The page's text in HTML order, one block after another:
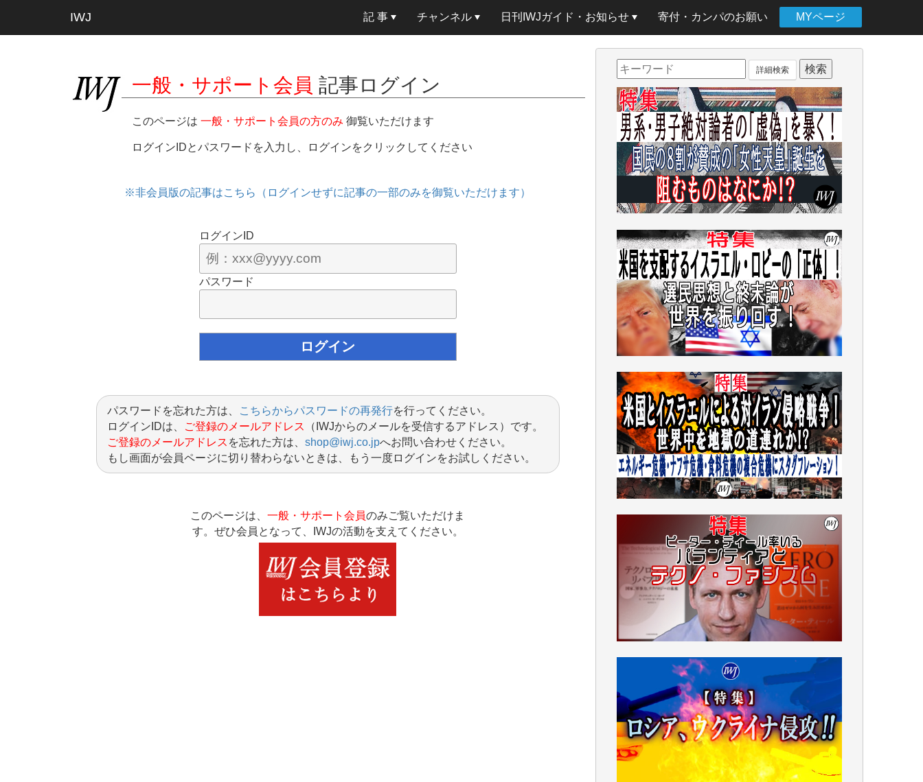
IWJ 記 事 チャンネル 日刊IWJガイド・お知らせ 寄付・カンパのお願い MYページ
一般・サポート会員 記事ログイン
このページは 一般・サポート会員の方のみ 御覧いただけます
ログインIDとパスワードを入力し、ログインをクリックしてください
※非会員版の記事はこちら（ログインせずに記事の一部のみを御覧いただけます）
ログインID
パスワード
パスワードを忘れた方は、 こちらからパスワードの再発行を行ってください。
ログインIDは、
ご登録のメールアドレス （IWJからのメールを受信するアドレス）です。
ご登録のメールアドレス を忘れた方は、 shop@iwj.co.jpへお問い合わせください。
もし画面が会員ページに切り替わらないときは、もう一度ログインをお試しください。
このページは、 一般・サポート会員のみご覧いただけま
す。ぜひ会員となって、IWJの活動を支えてください。
詳細検索